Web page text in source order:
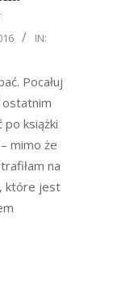
IN:
Pocałuj
ostatnim
po książki
mimo że
na
które jest